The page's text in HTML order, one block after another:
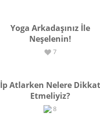
Yoga Arkadaşınız İle
Neşelenin!
7
İp Atlarken Nelere Dikkat
Etmeliyiz?
8